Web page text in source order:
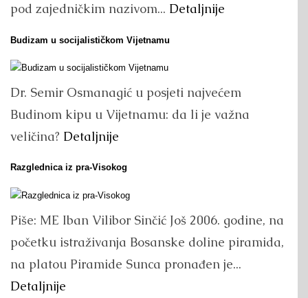
pod zajedničkim nazivom... Detaljnije
Budizam u socijalističkom Vijetnamu
Dr. Semir Osmanagić u posjeti najvećem
Budinom kipu u Vijetnamu: da li je važna
veličina? Detaljnije
Razglednica iz pra-Visokog
Piše: ME Iban Vilibor Sinčić Još 2006. godine, na
početku istraživanja Bosanske doline piramida,
na platou Piramide Sunca pronađen je...
Detaljnije